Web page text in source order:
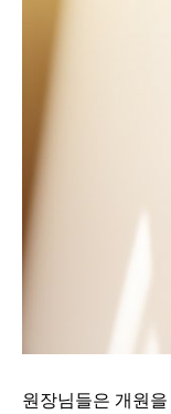
원장님들은 개원